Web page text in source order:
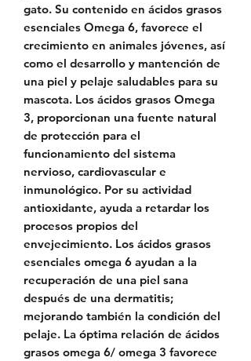
gato. Su contenido en ácidos grasos
esenciales Omega 6, favorece el
crecimiento en animales jóvenes, así
como el desarrollo y mantención de
una piel y pelaje saludables para su
mascota. Los ácidos grasos Omega
3, proporcionan una fuente natural
de protección para el
funcionamiento del sistema
nervioso, cardiovascular e
inmunológico. Por su actividad
antioxidante, ayuda a retardar los
procesos propios del
envejecimiento. Los ácidos grasos
esenciales omega 6 ayudan a la
recuperación de una piel sana
después de una dermatitis;
mejorando también la condición del
pelaje. La óptima relación de ácidos
grasos omega 6/ omega 3 favorece